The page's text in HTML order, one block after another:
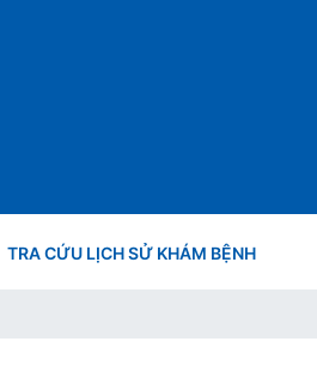
TRA CỨU LỊCH SỬ KHÁM BỆNH